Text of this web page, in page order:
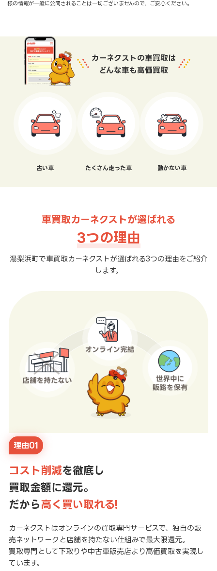
様の情報が一般に公開されることは一切ございませんので、ご安心ください。
カーネクストの車買取は
どんな車も高価買取
古い車 たくさん走った車 動かない車
車買取カーネクストが選ばれる
3つの理由
湯梨浜町で車買取カーネクストが選ばれる3つの理由をご紹介
します。
理由01
コスト削減を徹底し
買取金額に還元。
だから高く買い取れる!
カーネクストはオンラインの買取専門サービスで、独自の販
売ネットワークと店舗を持たない仕組みで最大限還元。
買取専門として下取りや中古車販売店より高価買取を実現し
ています。